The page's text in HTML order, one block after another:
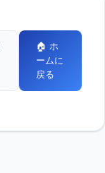
🏠 ホ
ームに
戻る